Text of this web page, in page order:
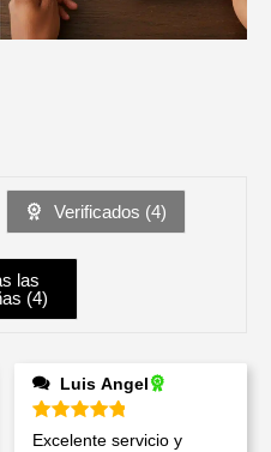
Verificados (4)
las
(4)
Luis Angel
Valorado en 5 de 5
Excelente servicio y